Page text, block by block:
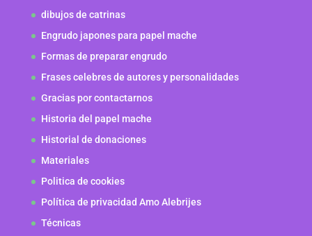
dibujos de catrinas
Engrudo japones para papel mache
Formas de preparar engrudo
Frases celebres de autores y personalidades
Gracias por contactarnos
Historia del papel mache
Historial de donaciones
Materiales
Politica de cookies
Política de privacidad Amo Alebrijes
Técnicas